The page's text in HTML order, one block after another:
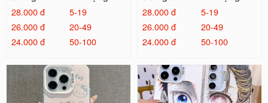
28.000 đ
5-19
26.000 đ
20-49
24.000 đ
50-100
28.000 đ
5-19
26.000 đ
20-49
24.000 đ
50-100